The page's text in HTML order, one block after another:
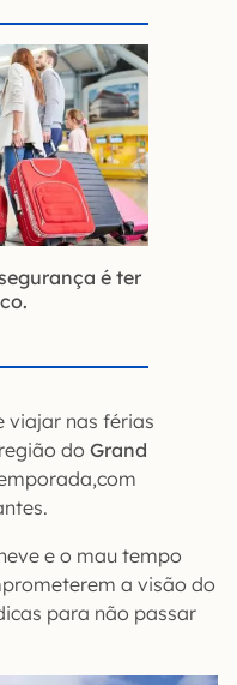
é ter
viajar nas férias
do Grand
e o mau tempo
a visão do
para não passar